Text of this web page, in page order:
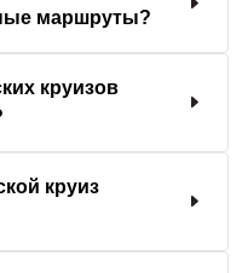
маршруты?
круизов
круиз